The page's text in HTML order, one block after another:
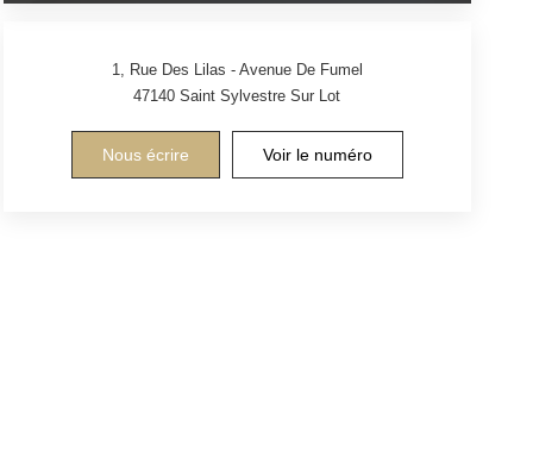
1, Rue Des Lilas - Avenue De Fumel
47140Saint Sylvestre Sur Lot
Nous écrire Voir le numéro